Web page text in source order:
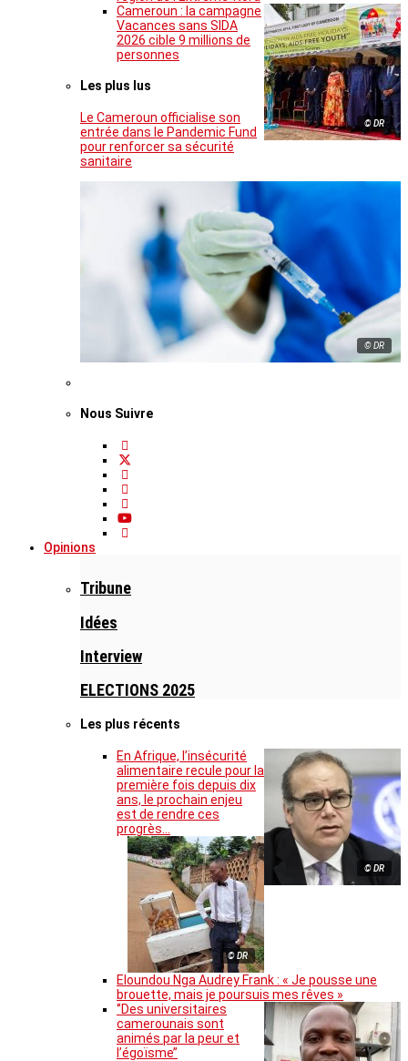
© DR
Cameroun : la campagne
Vacances sans SIDA
2026 cible 9 millions de
personnes
Les plus lus
Le Cameroun officialise son
entrée dans le Pandemic Fund
pour renforcer sa sécurité
sanitaire
© DR
Nous Suivre
Opinions
Tribune
Idées
Interview
ELECTIONS 2025
Les plus récents
© DR
En Afrique, l’insécurité
alimentaire recule pour la
première fois depuis dix
ans, le prochain enjeu
est de rendre ces
progrès…
© DR
Eloundou Nga Audrey Frank : « Je pousse une
brouette, mais je poursuis mes rêves »
‘’Des universitaires
camerounais sont
animés par la peur et
l’égoïsme’’